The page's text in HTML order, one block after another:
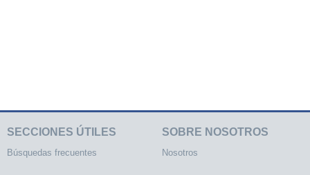
SECCIONES ÚTILES
Búsquedas frecuentes
SOBRE NOSOTROS
Nosotros